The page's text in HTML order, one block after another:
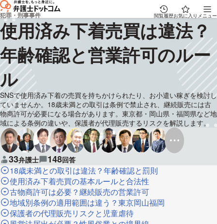
犯罪・刑事事件 閲覧履歴お気に入り メニュー
使用済み下着売買は違法？
年齢確認と営業許可のルー
ル
SNSで使用済み下着の売買を持ちかけられたり、お小遣い稼ぎを検討し
ていませんか。18歳未満との取引は条例で禁止され、継続販売には古
物商許可が必要になる場合があります。東京都・岡山県・福岡県など地
域による条例の違いや、保護者が代理販売するリスクを解説します。
33弁護士 148回答
18歳未満との取引は違法？年齢確認と罰則
使用済み下着売買の基本ルールと合法性
古物商許可は必要？継続販売の営業許可
地域別条例の適用範囲は違う？東京岡山福岡
保護者の代理販売リスクと児童虐待